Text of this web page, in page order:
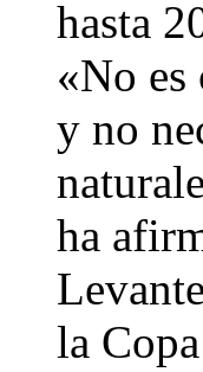
hasta
«No
y no
ha
la